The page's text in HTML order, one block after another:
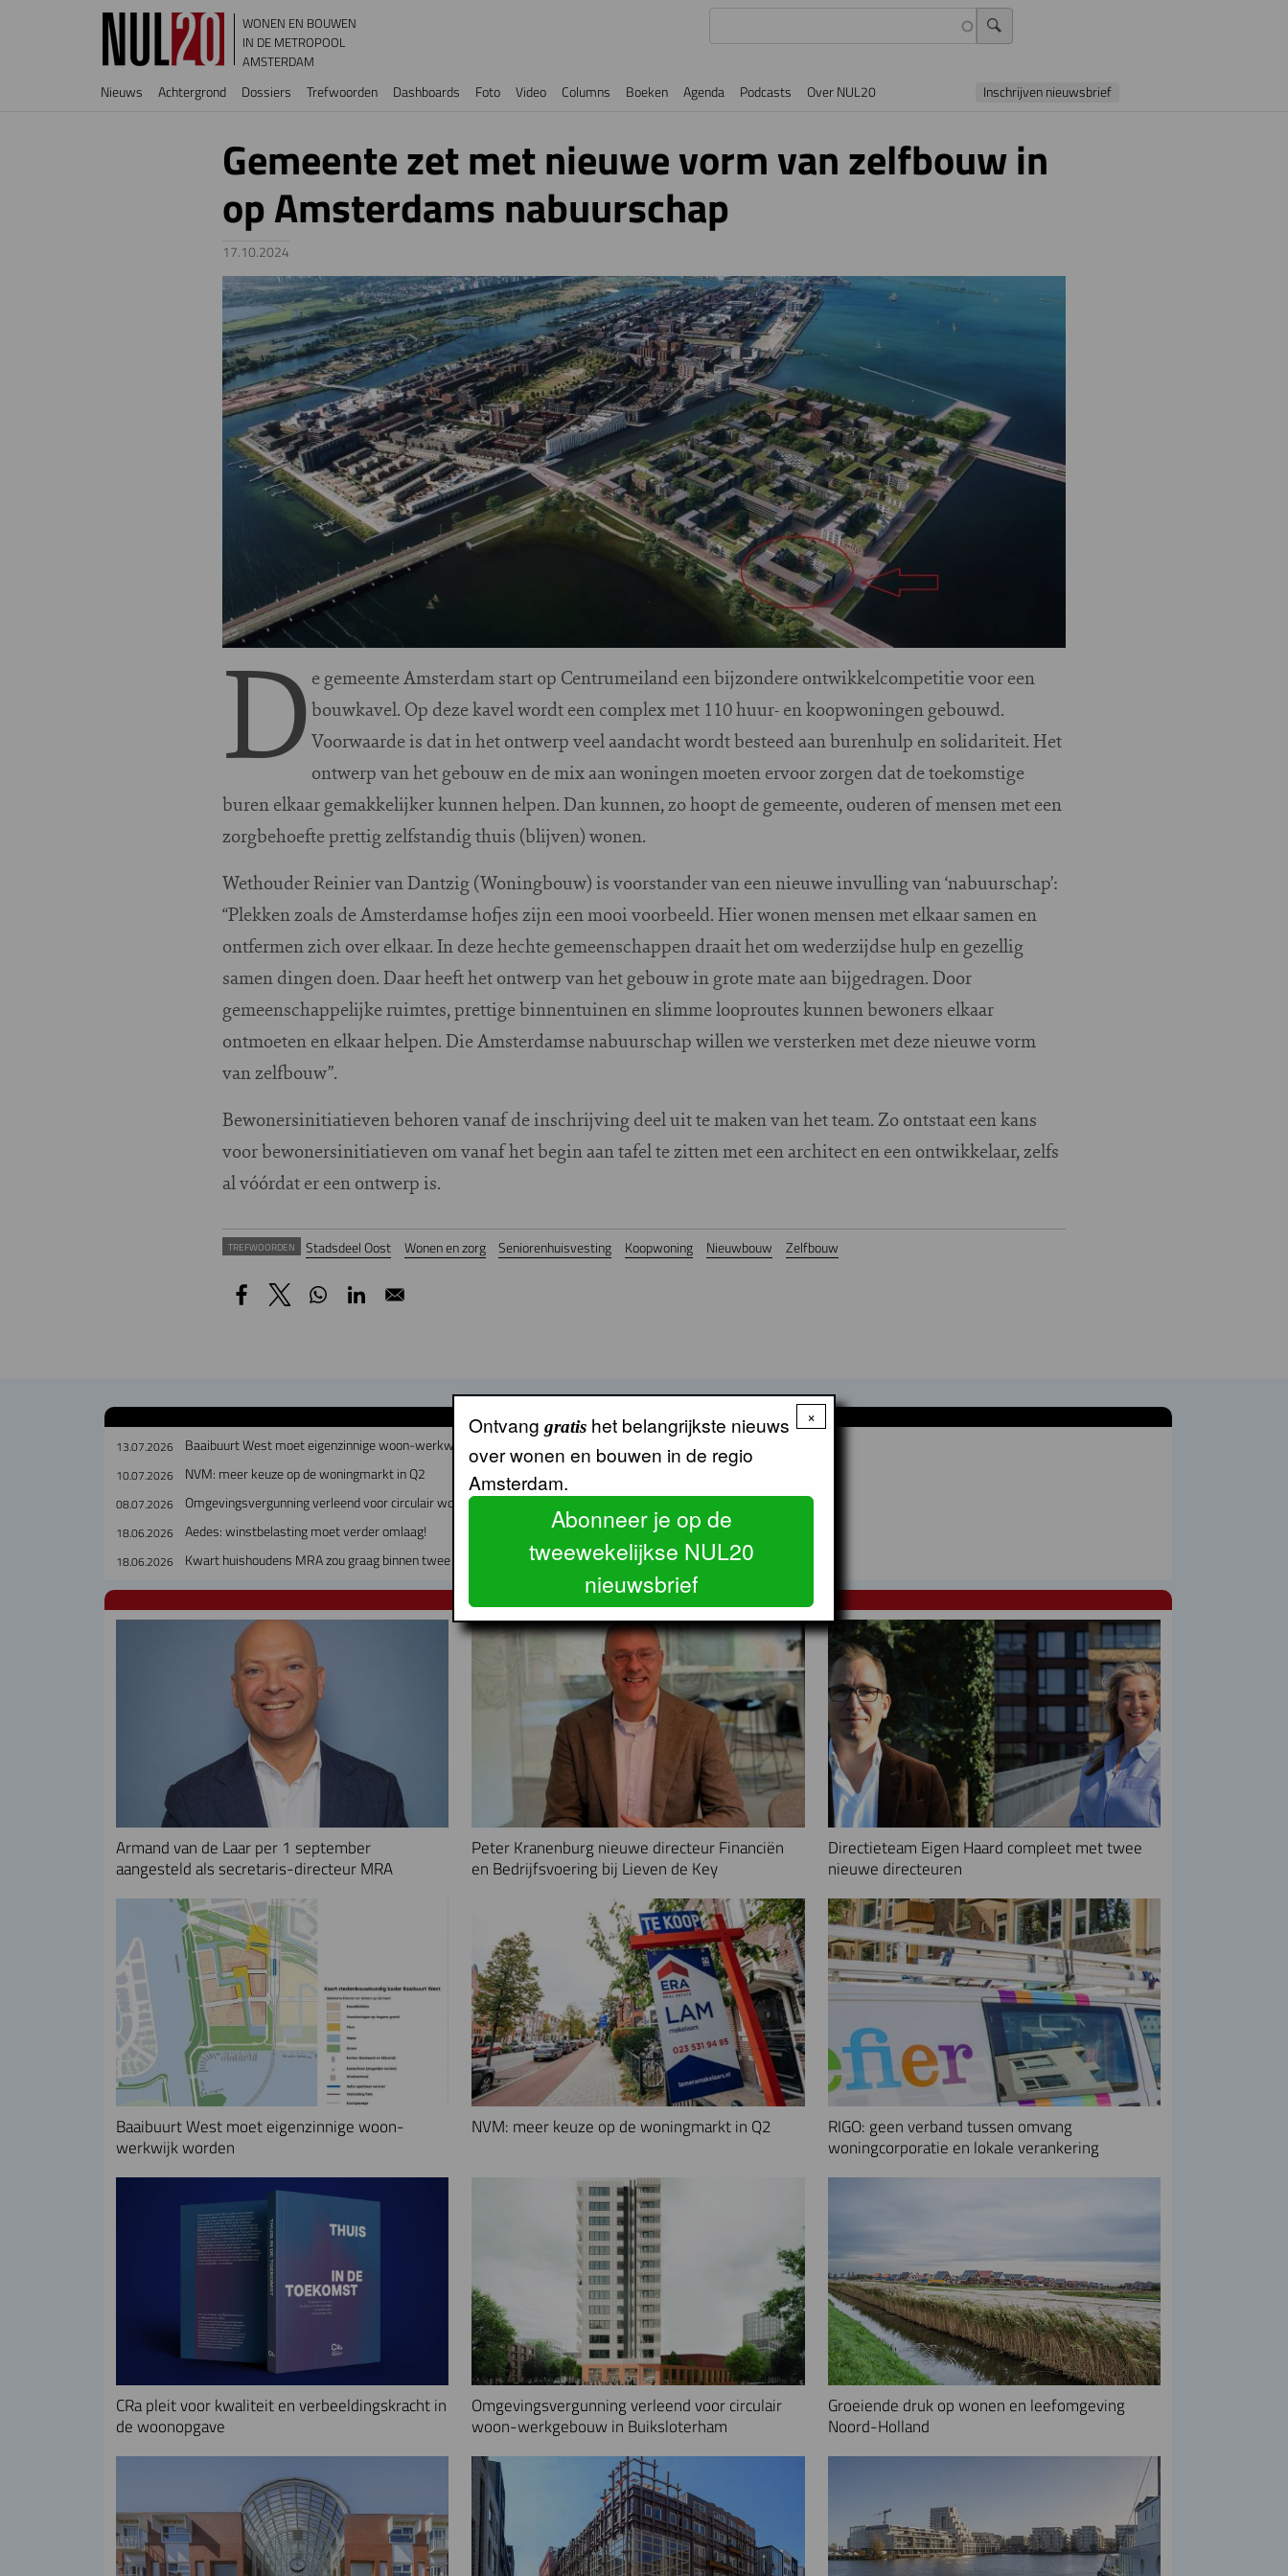
Overslaan en naar de inhoud gaan
WONEN EN BOUWEN
IN DE METROPOOL
AMSTERDAM
Hoofdnavigatie
Nieuws Achtergrond Dossiers Trefwoorden Dashboards Foto Video Columns Boeken Agenda Podcasts Over NUL20 Inschrijven nieuwsbrief
Gemeente zet met nieuwe vorm van zelfbouw in
op Amsterdams nabuurschap
17.10.2024
Image
D e gemeente Amsterdam start op Centrumeiland een bijzondere ontwikkelcompetitie voor een
bouwkavel. Op deze kavel wordt een complex met 110 huur- en koopwoningen gebouwd.
Voorwaarde is dat in het ontwerp veel aandacht wordt besteed aan burenhulp en solidariteit. Het
ontwerp van het gebouw en de mix aan woningen moeten ervoor zorgen dat de toekomstige
buren elkaar gemakkelijker kunnen helpen. Dan kunnen, zo hoopt de gemeente, ouderen of mensen met een
zorgbehoefte prettig zelfstandig thuis (blijven) wonen.
Wethouder Reinier van Dantzig (Woningbouw) is voorstander van een nieuwe invulling van ‘nabuurschap’:
“Plekken zoals de Amsterdamse hofjes zijn een mooi voorbeeld. Hier wonen mensen met elkaar samen en
ontfermen zich over elkaar. In deze hechte gemeenschappen draait het om wederzijdse hulp en gezellig
samen dingen doen. Daar heeft het ontwerp van het gebouw in grote mate aan bijgedragen. Door
gemeenschappelijke ruimtes, prettige binnentuinen en slimme looproutes kunnen bewoners elkaar
ontmoeten en elkaar helpen. Die Amsterdamse nabuurschap willen we versterken met deze nieuwe vorm
van zelfbouw”.
Bewonersinitiatieven behoren vanaf de inschrijving deel uit te maken van het team. Zo ontstaat een kans
voor bewonersinitiatieven om vanaf het begin aan tafel te zitten met een architect en een ontwikkelaar, zelfs
al vóórdat er een ontwerp is.
TREFWOORDEN Stadsdeel Oost Wonen en zorg Seniorenhuisvesting Koopwoning Nieuwbouw Zelfbouw
13.07.2026 Baaibuurt West moet eigenzinnige woon-werkwijk worden
10.07.2026 NVM: meer keuze op de woningmarkt in Q2
08.07.2026 Omgevingsvergunning verleend voor circulair woon-werkgebouw in Buiksloterham
18.06.2026 Aedes: winstbelasting moet verder omlaag!
18.06.2026 Kwart huishoudens MRA zou graag binnen twee jaar verhuizen
Armand van de Laar per 1 september
aangesteld als secretaris-directeur MRA
Peter Kranenburg nieuwe directeur Financiën
en Bedrijfsvoering bij Lieven de Key
Directieteam Eigen Haard compleet met twee
nieuwe directeuren
Baaibuurt West moet eigenzinnige woon-
werkwijk worden
NVM: meer keuze op de woningmarkt in Q2
RIGO: geen verband tussen omvang
woningcorporatie en lokale verankering
CRa pleit voor kwaliteit en verbeeldingskracht in
de woonopgave
Omgevingsvergunning verleend voor circulair
woon-werkgebouw in Buiksloterham
Groeiende druk op wonen en leefomgeving
Noord-Holland
×
Ontvang gratis het belangrijkste nieuws
over wonen en bouwen in de regio
Amsterdam.
Abonneer je op de
tweewekelijkse NUL20
nieuwsbrief